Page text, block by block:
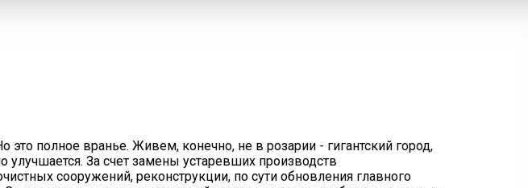
полное вранье. Живем, конечно, не в розарии - гигантский город,
улучшается. За счет замены устаревших производств
сооружений, реконструкции, по сути обновления главного